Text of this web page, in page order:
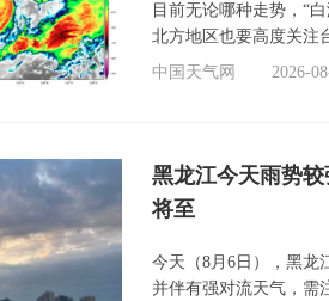
目前无论哪种走势，“
北方地区也要高度关注
中国天气网
2026-
黑龙江今天雨势
将至
今天（8月6日），黑龙
并伴有强对流天气，需